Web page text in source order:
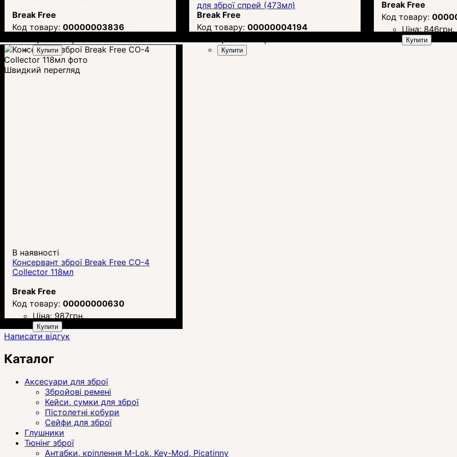
Break Free
00000003836
Купити
для зброї спрей (473мл)
Break Free
00000004194
Купити
Break Free
Ціна: 846грн.
Купити
Швидкий перегляд
В наявності
Консервант зброї Break Free CO-4
Collector 118мл
Break Free
00000000630
Ціна: 987грн.
Купити
Написати відгук
Каталог
Аксесуари для зброї
Збройові ремені
Кейси, сумки для зброї
Пістолетні кобури
Сейфи для зброї
Глушники
Тюнінг зброї
Антабки, кріплення M-Lok, Key-Mod, Picatinny